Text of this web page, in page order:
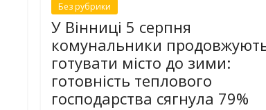
Без рубрики
У Вінниці 5 серпня
комунальники
готувати місто до зими:
готовність теплового
господарства сягнула 79%